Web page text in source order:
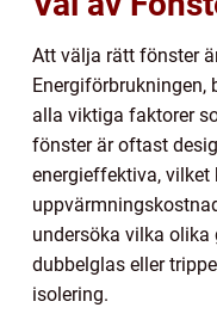
Att välja rätt fönster
Energiförbrukningen,
alla viktiga faktorer
fönster är oftast
energieffektiva,
undersöka vilka
dubbelglas eller
isolering.